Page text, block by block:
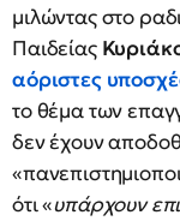
μιλώντας στο
Παιδείας
αόριστες
το θέμα των
δεν έχουν
ότι «υπάρχουν